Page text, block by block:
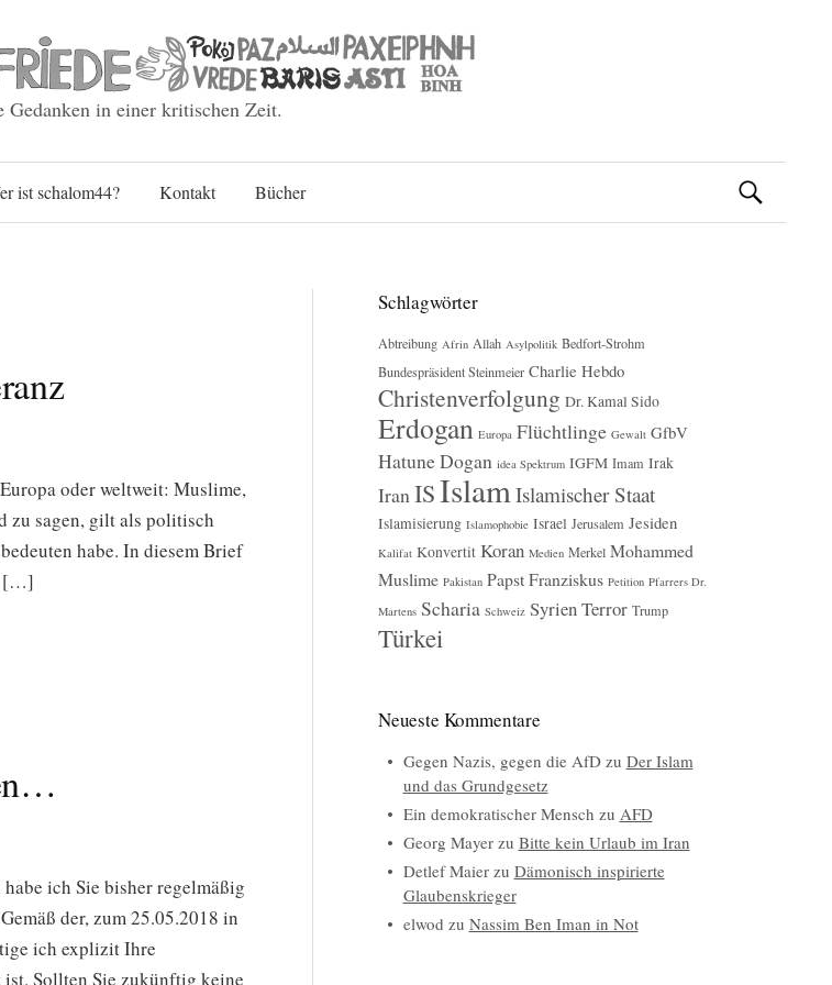
Gedanken in einer kritischen Zeit.
Skip
ist schalom44? Kontakt Bücher Suchen
oder weltweit: Muslime,
zu sagen, gilt als politisch
habe. In diesem Brief
[…]
ich Sie bisher regelmäßig
der, zum 25.05.2018 in
ich explizit Ihre
Sollten Sie zukünftig keine
Schlagwörter
Abtreibung Afrin Allah Asylpolitik Bedfort-Strohm
Bundespräsident Steinmeier Charlie Hebdo
Christenverfolgung Dr. Kamal Sido
Erdogan Europa Flüchtlinge Gewalt GfbV
Hatune Dogan idea Spektrum IGFM Imam Irak
IranISIslamIslamischer Staat
Islamisierung Islamophobie Israel Jerusalem Jesiden
Kalifat Konvertit Koran Medien Merkel Mohammed
Muslime Pakistan Papst Franziskus Petition Pfarrers Dr.
Martens Scharia Schweiz SyrienTerror Trump
Türkei
Neueste Kommentare
Gegen Nazis, gegen die AfDzu Der Islam
und das Grundgesetz
Ein demokratischer Mensch zu AFD
Georg Mayerzu Bitte kein Urlaub im Iran
Detlef Maierzu Dämonisch inspirierte
Glaubenskrieger
elwod zu Nassim Ben Iman in Not